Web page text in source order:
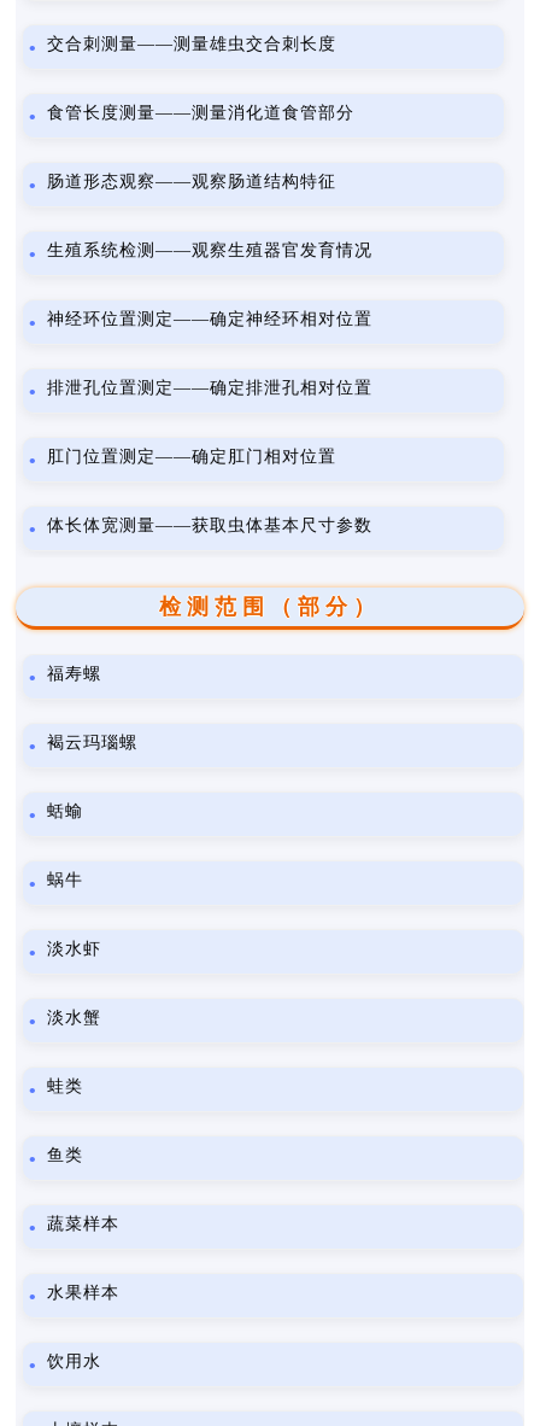
交合刺测量——测量雄虫交合刺长度
食管长度测量——测量消化道食管部分
肠道形态观察——观察肠道结构特征
生殖系统检测——观察生殖器官发育情况
神经环位置测定——确定神经环相对位置
排泄孔位置测定——确定排泄孔相对位置
肛门位置测定——确定肛门相对位置
体长体宽测量——获取虫体基本尺寸参数
检测范围（部分）
福寿螺
褐云玛瑙螺
蛞蝓
蜗牛
淡水虾
淡水蟹
蛙类
鱼类
蔬菜样本
水果样本
饮用水